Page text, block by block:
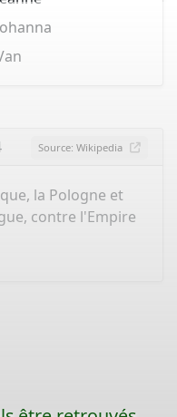
Source: Wikipedia
la Pologne et
contre l'Empire